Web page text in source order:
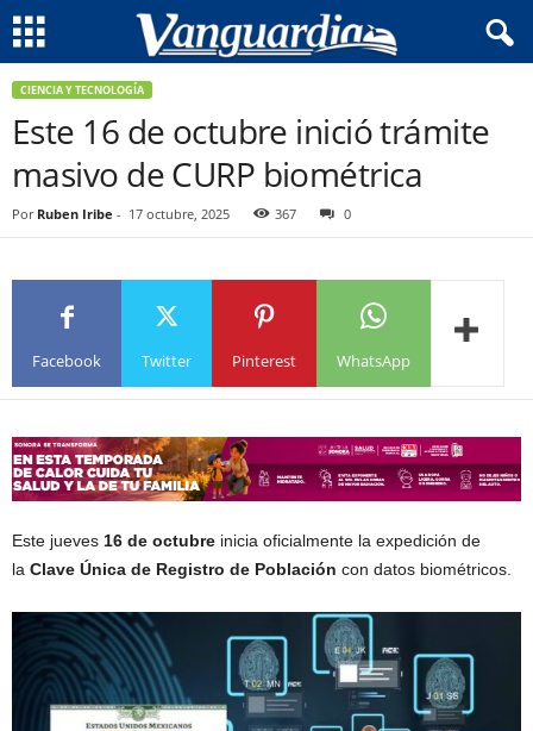
CIENCIA Y TECNOLOGÍA
Este 16 de octubre inició trámite
masivo de CURP biométrica
Por Ruben Iribe - 17 octubre, 2025 367 0
Facebook Twitter Pinterest WhatsApp
Este jueves 16 de octubre inicia oficialmente la expedición de
la Clave Única de Registro de Población con datos biométricos.